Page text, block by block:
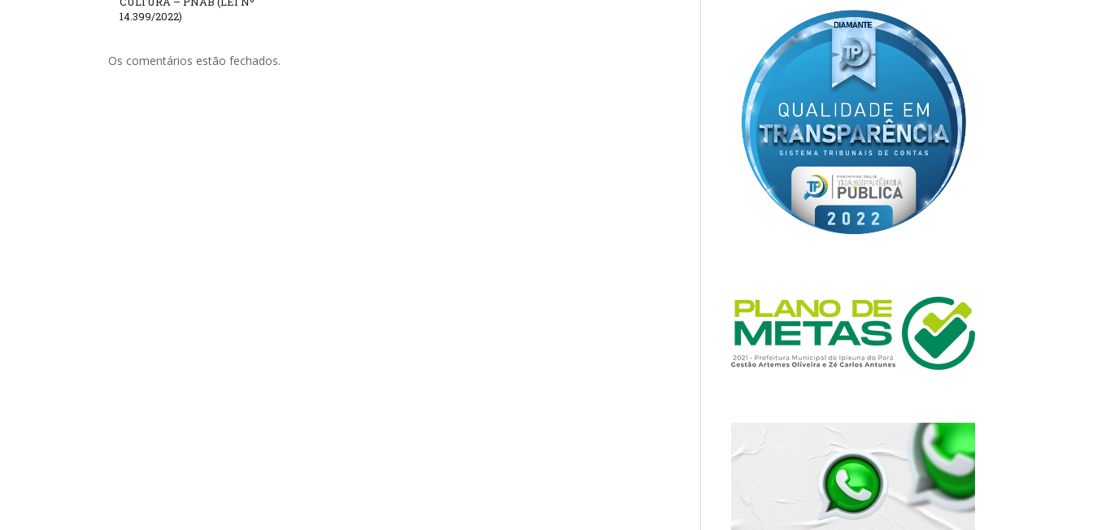
14.399/2022)
Os comentários estão fechados.